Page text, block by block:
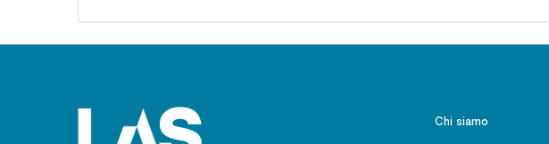
Chi siamo